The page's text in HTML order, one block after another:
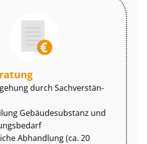
durch Sach­ver­stän­
Gebäudesubstanz und
Abhandlung (ca. 20